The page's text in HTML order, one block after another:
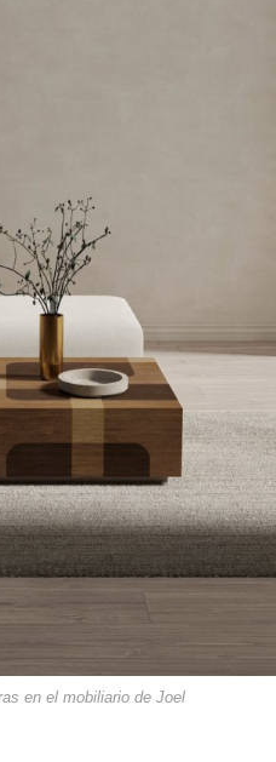
en el mobiliario de Joel